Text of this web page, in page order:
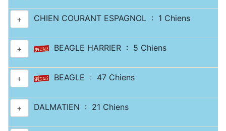
+ CHIEN COURANT ESPAGNOL : 1 Chiens
+ BEAGLE HARRIER : 5 Chiens
+ BEAGLE : 47 Chiens
+ DALMATIEN : 21 Chiens